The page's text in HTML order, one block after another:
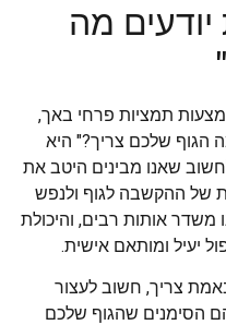
מה
תמציות פרחי באך,
שלכם צריך?" היא
שאנו מבינים היטב את
של ההקשבה לגוף ולנפש
משדר אותות רבים, והיכולת
יעיל ומותאם אישית.
צריך, חשוב לעצור
הסימנים שהגוף שלכם